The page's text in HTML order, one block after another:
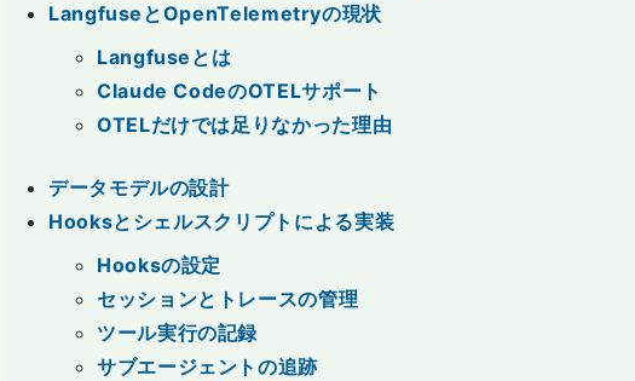
LangfuseとOpenTelemetryの現状
Langfuseとは
Claude CodeのOTELサポート
OTELだけでは足りなかった理由
データモデルの設計
Hooksとシェルスクリプトによる実装
Hooksの設定
セッションとトレースの管理
ツール実行の記録
サブエージェントの追跡